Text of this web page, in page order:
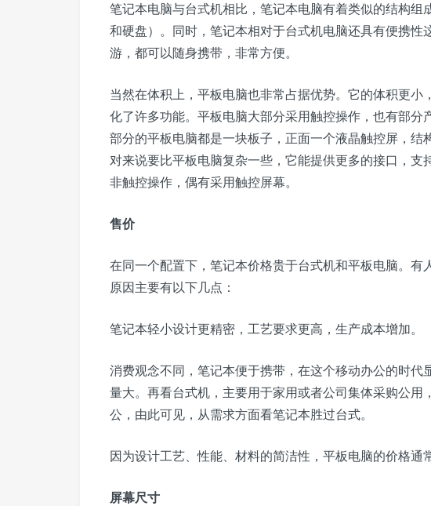
笔记本电脑与台式机相比，笔记本电脑有着类似的结构组
和硬盘）。同时，笔记本相对于台式机电脑还具有便携性
游，都可以随身携带，非常方便。
当然在体积上，平板电脑也非常占据优势。它的体积更小
化了许多功能。平板电脑大部分采用触控操作，也有部分
部分的平板电脑都是一块板子，正面一个液晶触控屏，结
对来说要比平板电脑复杂一些，它能提供更多的接口，支
非触控操作，偶有采用触控屏幕。
售价
在同一个配置下，笔记本价格贵于台式机和平板电脑。有
原因主要有以下几点：
笔记本轻小设计更精密，工艺要求更高，生产成本增加。
消费观念不同，笔记本便于携带，在这个移动办公的时代
量大。再看台式机，主要用于家用或者公司集体采购公用
公，由此可见，从需求方面看笔记本胜过台式。
因为设计工艺、性能、材料的简洁性，平板电脑的价格通
屏幕尺寸